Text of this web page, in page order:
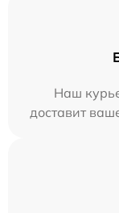
Наш
доставит